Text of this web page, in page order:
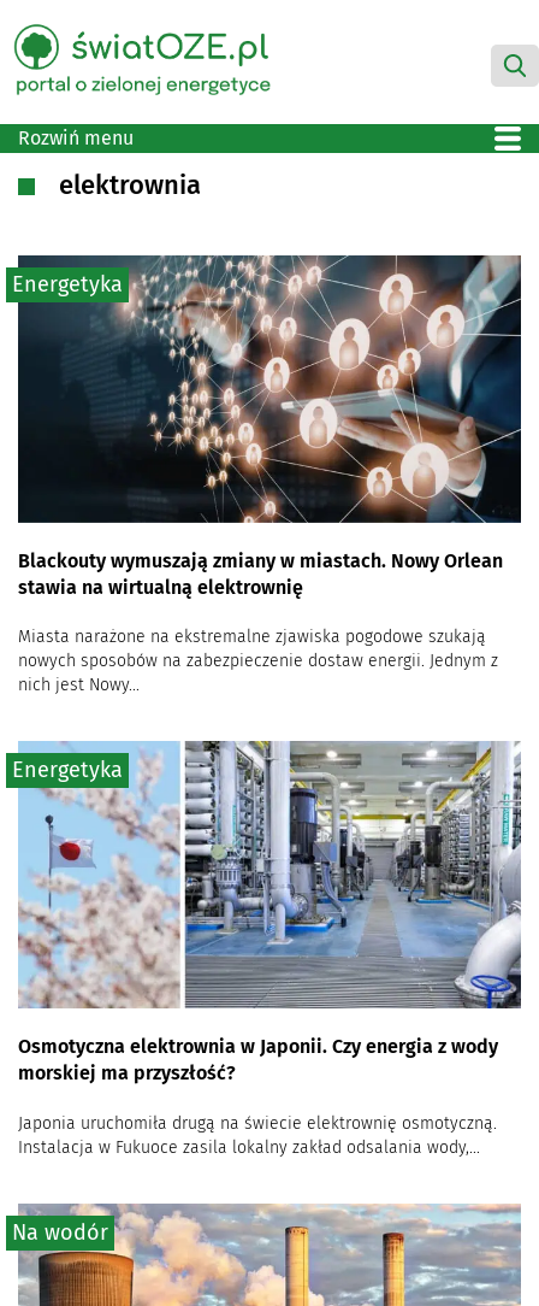
Rozwiń menu
elektrownia
Blackouty wymuszają zmiany w miastach. Nowy Orlean
stawia na wirtualną elektrownię
Miasta narażone na ekstremalne zjawiska pogodowe szukają
nowych sposobów na zabezpieczenie dostaw energii. Jednym z
nich jest Nowy...
Energetyka
Osmotyczna elektrownia w Japonii. Czy energia z wody
morskiej ma przyszłość?
Japonia uruchomiła drugą na świecie elektrownię osmotyczną.
Instalacja w Fukuoce zasila lokalny zakład odsalania wody,...
Energetyka
Na wodór